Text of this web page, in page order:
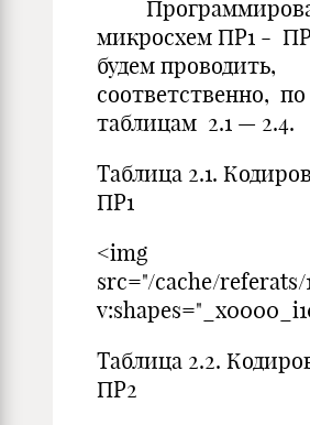
микросхем ПР1 -
будем проводить,
соответственно, по
таблицам 2.1 — 2.4.
Таблица 2.1.
ПР1
<img
src="/cache/referats/
Таблица 2.2.
ПР2